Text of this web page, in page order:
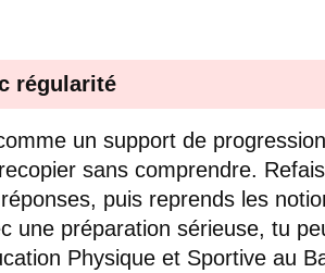
régularité
un support de
sans comprendre. Refais
puis reprends les
une préparation sérieuse, tu
Physique et Sportive au